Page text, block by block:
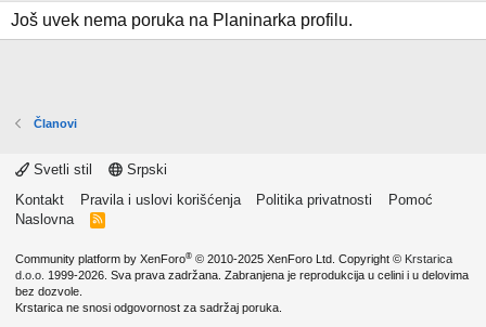
Još uvek nema poruka na Planinarka profilu.
Članovi
Svetli stil
Srpski
Kontakt
Pravila i uslovi korišćenja Politika privatnosti
Pomoć
Naslovna
R
Community platform by XenForo® © 2010-2025 XenForo Ltd. Copyright © Krstarica
d.o.o. 1999-2026. Sva prava zadržana. Zabranjena je reprodukcija u celini i u delovima
bez dozvole.
Krstarica ne snosi odgovornost za sadržaj poruka.